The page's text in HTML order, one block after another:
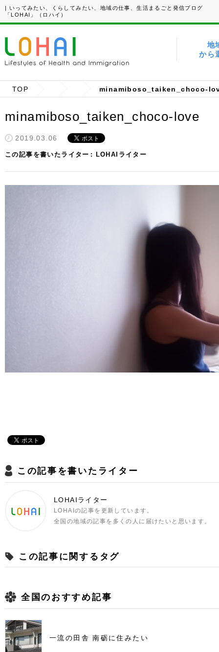
| いってみたい、くらしてみたい、地域の仕事、生活まるごと発信ブログ
「LOHAI」（ロハイ）
地
から
TOP minamiboso_taiken_choco-
minamiboso_taiken_choco-love
2019.03.06
この記事を書いたライター LOHAIライター
この記事を書いたライター
LOHAIライター
LOHAIの記事を更新しています。
全国の地域の記事を多くの人に届けたいと思います。
この記事に関するタグ
全国のおすすめ記事
一流の田舎 南砺に住みたい